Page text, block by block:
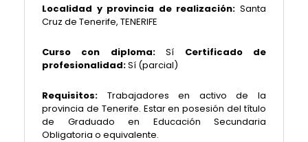
Localidad y provincia de realización: Santa
Cruz de Tenerife, TENERIFE
Curso con diploma:Sí Certificado de
profesionalidad:Sí (parcial)
Requisitos: Trabajadores en activo de la
provincia de Tenerife. Estar en posesión del título
de Graduado en Educación Secundaria
Obligatoria o equivalente.